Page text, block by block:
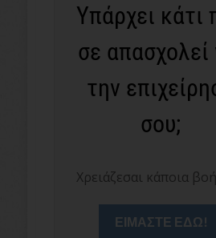
Υπάρχει κάτι
σε απασχολεί
την
σου;
Χρειάζεσαι κάποια
ΕΙΜΑΣΤΕ ΕΔΩ!